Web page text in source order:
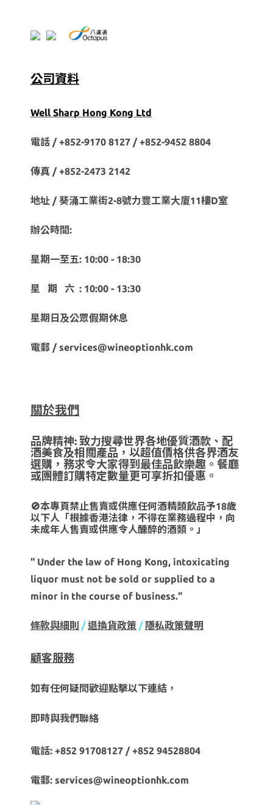
公司資料
Well Sharp Hong Kong Ltd
電話 / +852-9170 8127 /+852-9452 8804
傳真 / +852-2473 2142
地址 / 葵涌工業街2-8號力豐工業大廈11樓D室
辦公時間:
星期一至五: 10:00 - 18:30
星 期 六 : 10:00 - 13:30
星期日及公眾假期休息
電郵 / services@wineoptionhk.com
關於我們
品牌精神: 致力搜尋世界各地優質酒款、配
酒美食及相關產品，以超值價格供各界酒友
選購，務求令大家得到最佳品飲樂趣。餐廳
或團體訂購特定數量更可享折扣優惠。
🚫本專頁禁止售賣或供應任何酒精類飲品予18歲
以下人「根據香港法律，不得在業務過程中，向
未成年人售賣或供應令人醺醉的酒類。」
" Under the law of Hong Kong, intoxicating
liquor must not be sold or supplied to a
minor in the course of business."
條款與細則 /退換貨政策 / 隱私政策聲明
顧客服務
如有任何疑問歡迎點擊以下連結，
即時與我們聯絡
電話: +852 91708127 / +852 94528804
電郵: services@wineoptionhk.com